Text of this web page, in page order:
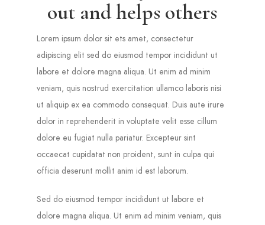
out and helps others
Lorem ipsum dolor sit ets amet, consectetur
adipiscing elit sed do eiusmod tempor incididunt ut
labore et dolore magna aliqua. Ut enim ad minim
veniam, quis nostrud exercitation ullamco laboris nisi
ut aliquip ex ea commodo consequat. Duis aute irure
dolor in reprehenderit in voluptate velit esse cillum
dolore eu fugiat nulla pariatur. Excepteur sint
occaecat cupidatat non proident, sunt in culpa qui
officia deserunt mollit anim id est laborum.
Sed do eiusmod tempor incididunt ut labore et
dolore magna aliqua. Ut enim ad minim veniam, quis